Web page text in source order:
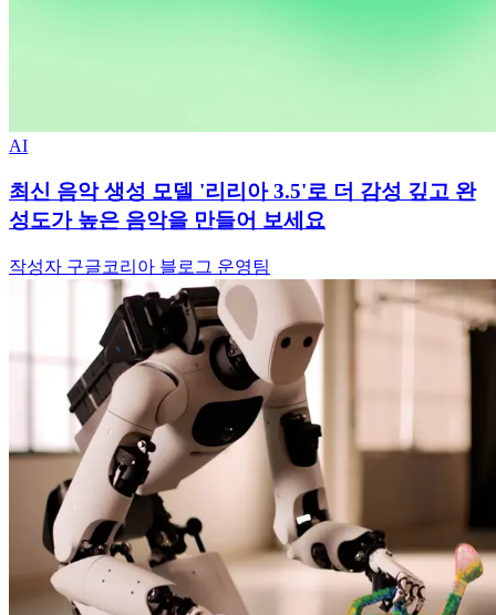
AI
최신 음악 생성 모델 '리리아 3.5'로 더 감성 깊고 완
성도가 높은 음악을 만들어 보세요
작성자 구글코리아 블로그 운영팀